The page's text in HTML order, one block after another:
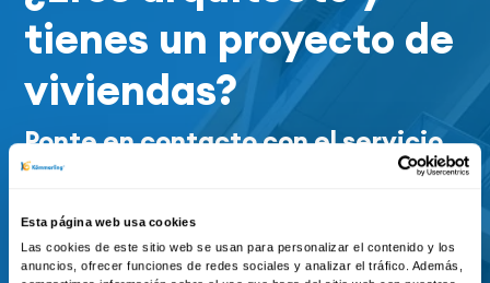
Esta página web usa cookies
Las cookies de este sitio web se usan para personalizar el contenido y los
anuncios, ofrecer funciones de redes sociales y analizar el tráfico. Además,
tienes un proyecto de
viviendas?
Ponte en contacto con el servicio
de prescripción de KÖMMERLING
Contactar